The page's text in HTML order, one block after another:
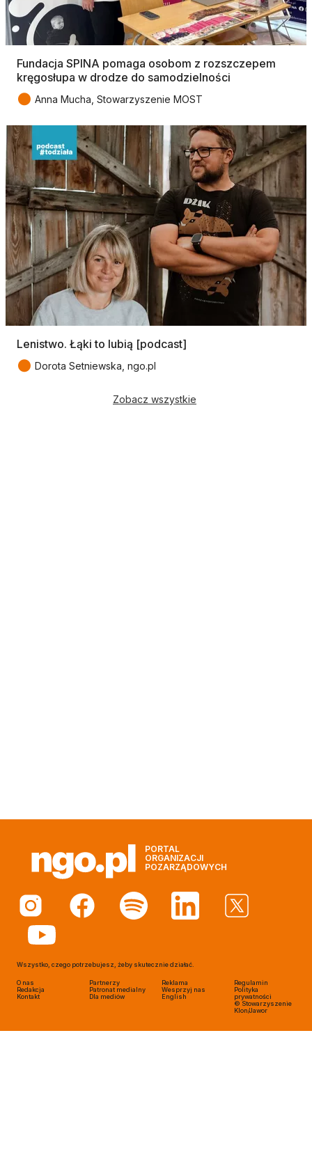
Fundacja SPINA pomaga osobom z rozszczepem
kręgosłupa w drodze do samodzielności
● Anna Mucha, Stowarzyszenie MOST
Lenistwo. Łąki to lubią [podcast]
● Dorota Setniewska, ngo.pl
Zobacz wszystkie
PORTAL
ORGANIZACJI
POZARZĄDOWYCH
Wszystko, czego potrzebujesz, żeby skutecznie działać.
O nas
Redakcja
Kontakt
Partnerzy
Patronat medialny
Dla mediów
Reklama
Wesprzyj nas
English
Regulamin
Polityka
prywatności
© Stowarzyszenie
Klon/Jawor